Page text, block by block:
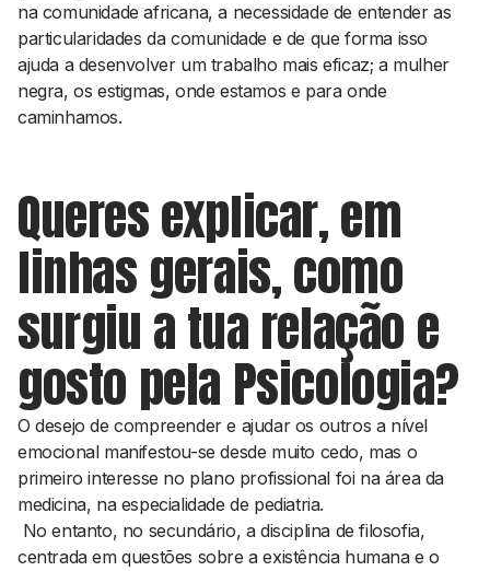
na comunidade africana, a necessidade de entender as
particularidades da comunidade e de que forma isso
ajuda a desenvolver um trabalho mais eficaz; a mulher
negra, os estigmas, onde estamos e para onde
caminhamos.
Queres explicar, em
linhas gerais, como
surgiu a tua relação e
gosto pela Psicologia?
O desejo de compreender e ajudar os outros a nível
emocional manifestou-se desde muito cedo, mas o
primeiro interesse no plano profissional foi na área da
medicina, na especialidade de pediatria.
No entanto, no secundário, a disciplina de filosofia,
centrada em questões sobre a existência humana e o